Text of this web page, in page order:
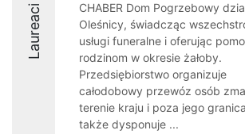
Laureaci
CHABER Dom Pogrzebowy
Oleśnicy, świadcząc
usługi funeralne i oferując
rodzinom w okresie żałoby.
Przedsiębiorstwo organizuje
całodobowy przewóz osób
terenie kraju i poza jego
także dysponuje ...